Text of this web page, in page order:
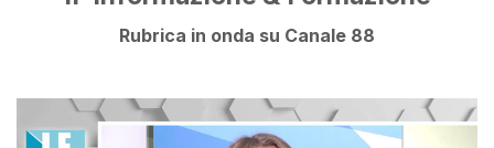
Rubrica in onda su Canale 88